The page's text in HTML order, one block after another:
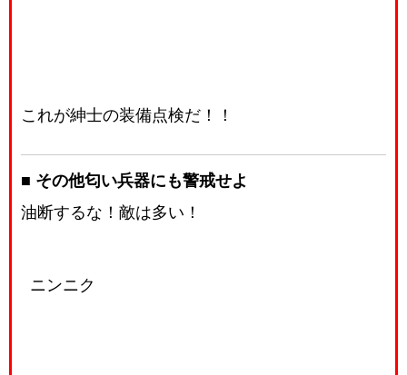
これが紳士の装備点検だ！！
■ その他匂い兵器にも警戒せよ
油断するな！敵は多い！
ニンニク